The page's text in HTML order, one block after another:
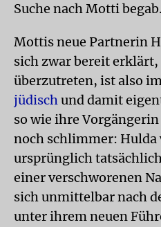
Suche nach Motti begab.
Mottis neue Partnerin
sich zwar bereit
überzutreten, ist also
jüdischund damit
so wie ihre
noch schlimmer:
ursprünglich
einer verschworenen
sich unmittelbar nach
unter ihrem neuen